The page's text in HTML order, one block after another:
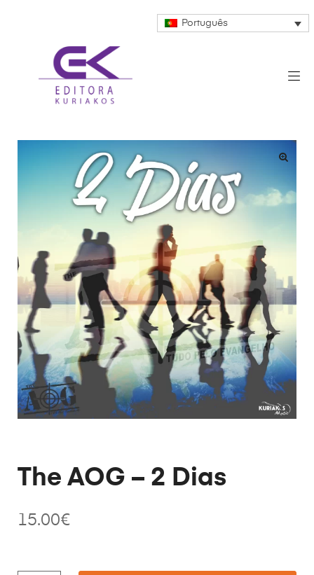
Português
The AOG – 2 Dias
15.00€